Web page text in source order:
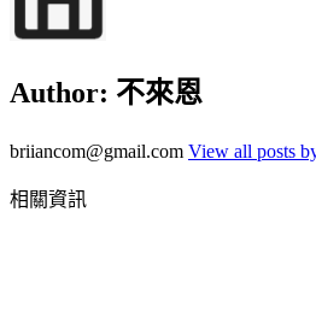
Author: 不來恩
briiancom@gmail.com View all posts
相關資訊